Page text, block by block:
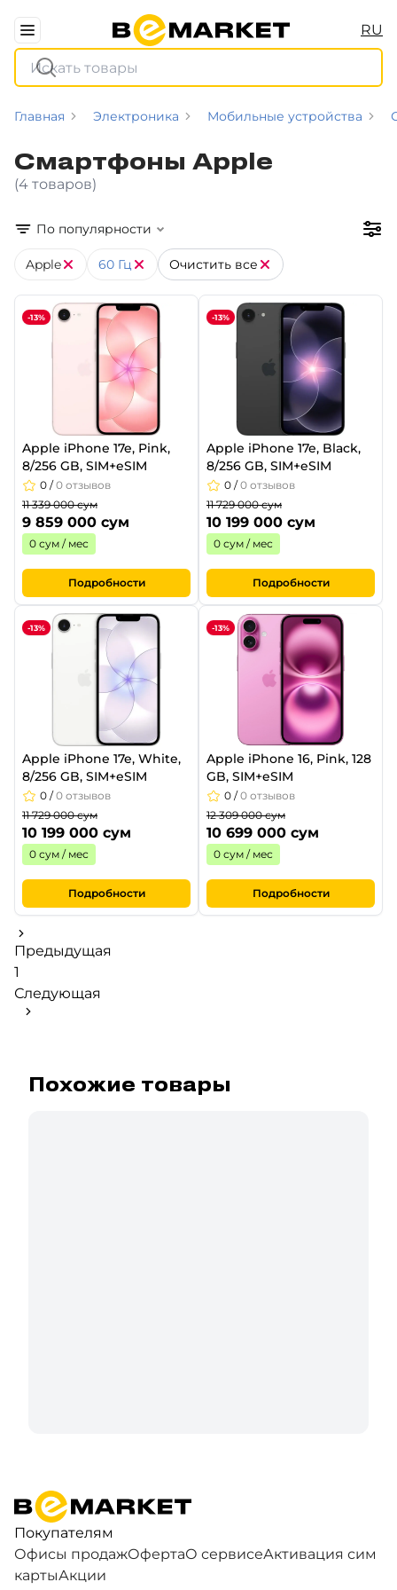
RU
Главная Электроника Мобильные устройства
Смартфоны Apple
(4 товаров)
По популярности
Apple 60 Гц Очистить все
-13%
Apple iPhone 17e, Pink,
8/256 GB, SIM+eSIM
0 /0 отзывов
11 339 000 сум
9 859 000 сум
0 сум / мес
Подробности
-13%
Apple iPhone 17e, Black,
8/256 GB, SIM+eSIM
0 /0 отзывов
11 729 000 сум
10 199 000 сум
0 сум / мес
Подробности
-13%
Apple iPhone 17e, White,
8/256 GB, SIM+eSIM
0 /0 отзывов
11 729 000 сум
10 199 000 сум
0 сум / мес
Подробности
-13%
Apple iPhone 16, Pink, 128
GB, SIM+eSIM
0 /0 отзывов
12 309 000 сум
10 699 000 сум
0 сум / мес
Подробности
Предыдущая
1
Следующая
Похожие товары
Покупателям
Офисы продажОфертаО сервисеАктивация сим
картыАкции